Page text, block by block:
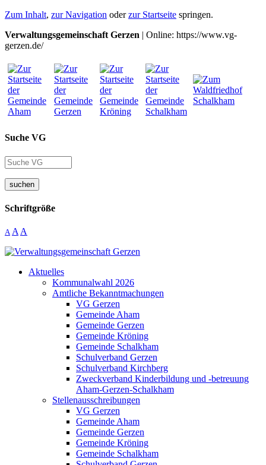
Zum Inhalt, zur Navigation oderzur Startseite springen.
Verwaltungsgemeinschaft Gerzen | Online: https://www.vg-
gerzen.de/
Suche VG
suchen
Schriftgröße
A A A
Aktuelles
Kommunalwahl 2026
Amtliche Bekanntmachungen
VG Gerzen
Gemeinde Aham
Gemeinde Gerzen
Gemeinde Kröning
Gemeinde Schalkham
Schulverband Gerzen
Schulverband Kirchberg
Zweckverband Kinderbildung und -betreuung
Aham-Gerzen-Schalkham
Stellenausschreibungen
VG Gerzen
Gemeinde Aham
Gemeinde Gerzen
Gemeinde Kröning
Gemeinde Schalkham